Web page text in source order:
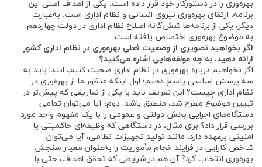
بهره‌وری را در دستورکار خود قرار داده است. یکی از اهداف اصلی این
برنامه، ارتقای بهره‌وری نیروی انسانی و نظام اداری است. به‌عبارت
دیگر، یکی از برنامه‌ها شش‌گانه اصلاح نظام اداری در دولت چهاردهم
به موضوع بهره‌وری اختصاص یافته است.
اگر بخواهید تصویری از وضعیت فعلی بهره‌وری در نظام اداری کشور
ارائه دهید، به چه مولفه‌هایی اشاره می‌کنید؟
اگر بخواهیم درباره بهره‌وری در نظام اداری صحبت کنیم، ابتدا باید به
سه پرسش اساسی پاسخ دهیم؛ اول اینکه منظور ما از بهره‌وری در
نظام اداری چیست؟ این تعریف باید با یکی از تعاریفی که پیش‌تر در
تبیین موضوع مطرح شد، منطبق باشد. دوم، آیا می‌توان تمامی
دستگاه‌های اجرایی بخش دولتی و عمومی را با یک مفهوم واحد مورد
بررسی قرار داد؟ برای مثال، در دستگاهی که وظیفه‌ای حاکمیتی یا
امنیتی برعهده دارد، مانند تولید تجهیزات نظامی، آیا می‌توان
شاخص کارایی در فرایند انجام مأموریت را به‌عنوان معیار سنجش
بهره‌وری انتخاب کرد؟ آن هم در شرایطی که تحقق اهداف، حتی با